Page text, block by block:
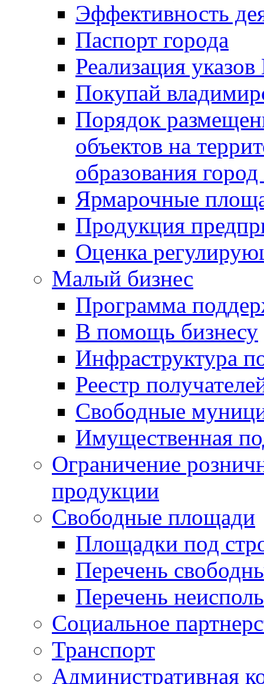
Эффективность
Паспорт города
Реализация
Покупай
Порядок
объектов на
образования
Ярмарочные
Продукция
Оценка
Малый бизнес
Программа
В помощь бизнесу
Инфраструктура
Реестр
Свободные
Имущественная
Ограничение
продукции
Свободные площади
Площадки под
Перечень
Перечень
Социальное
Транспорт
Административная